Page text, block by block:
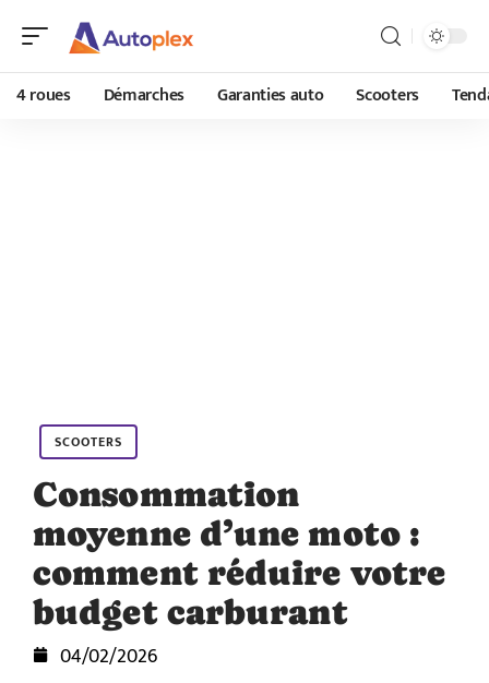
4 roues Démarches Garanties auto Scooters
SCOOTERS
Consommation
moyenne d’une moto :
comment réduire votre
budget carburant
04/02/2026